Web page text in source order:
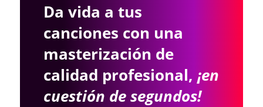
Da vida a tus
canciones con una
masterización de
calidad profesional, ¡en
cuestión de segundos!